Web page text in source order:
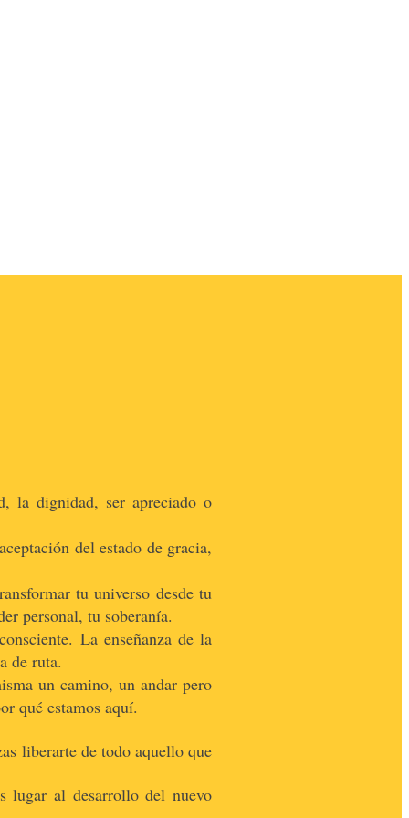
la dignidad, ser apreciado o
del estado de gracia,
tu universo desde tu
personal, tu soberanía.
La enseñanza de la
de ruta.
un camino, un andar pero
qué estamos aquí.
liberarte de todo aquello que
lugar al desarrollo del nuevo